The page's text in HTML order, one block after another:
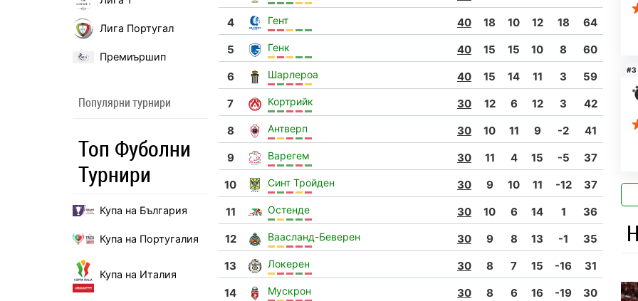
Лига Португал
Премиършип
Популярни турнири
Топ Фуболни
Турнири
Купа на България
Купа на Португалия
Купа на Италия
4
Гент 40 18 10 12 18
64
5
Генк 40 15 15 10 8
60
6
Шарлероа 40 15 14 11 3
59
7
Кортрийк 30 12 6 12 3
42
8
Антверп 30 10 11 9 -2
41
9
Варегем 30 11 4 15 -5
37
10
Синт Тройден 30 9 10 11 -12
37
11
Остенде 30 10 6 14 1
36
12
Ваасланд-Беверен 30 9 8 13 -1
35
13
Локерен 30 8 7 15 -16
31
14
Мускрон 30 8 6 16 -19
30
#3